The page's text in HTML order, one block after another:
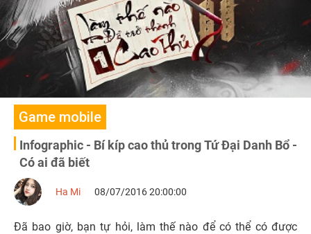
Game mobile
Infographic - Bí kíp cao thủ trong Tứ Đại Danh Bổ -
Có ai đã biết
Ha Mi 08/07/2016 20:00:00
Đã bao giờ, bạn tự hỏi, làm thế nào để có thể có được